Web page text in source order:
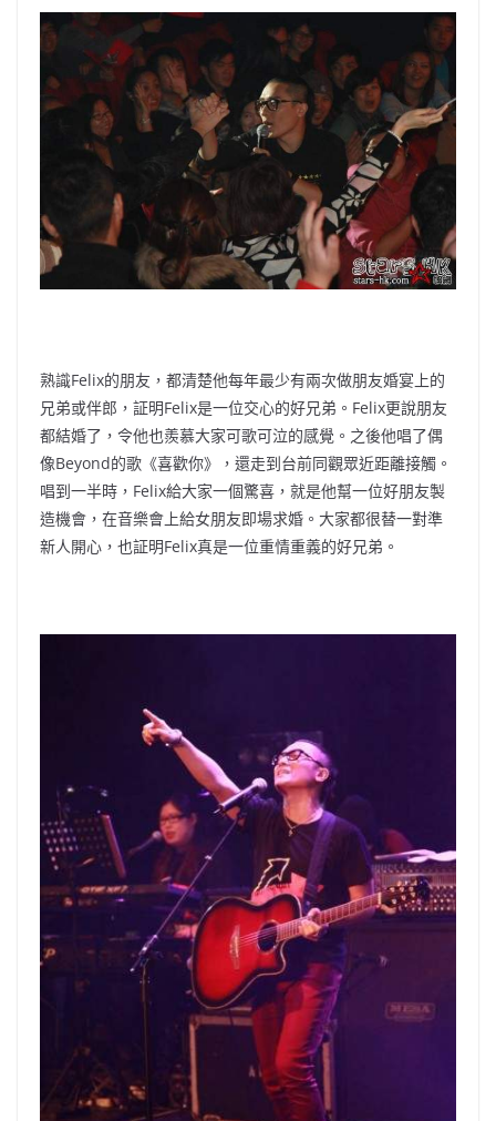
熟識Felix的朋友，都清楚他每年最少有兩次做朋友婚宴上的
兄弟或伴郎，証明Felix是一位交心的好兄弟。Felix更說朋友
都結婚了，令他也羨慕大家可歌可泣的感覺。之後他唱了偶
像Beyond的歌《喜歡你》，還走到台前同觀眾近距離接觸。
唱到一半時，Felix給大家一個驚喜，就是他幫一位好朋友製
造機會，在音樂會上給女朋友即場求婚。大家都很替一對準
新人開心，也証明Felix真是一位重情重義的好兄弟。